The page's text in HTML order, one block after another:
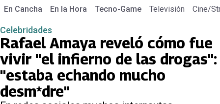
En Cancha En la Hora Tecno-Game Televisión Cine/
Celebridades
Rafael Amaya reveló cómo fue
vivir "el infierno de las drogas":
"estaba echando mucho
desm*dre"